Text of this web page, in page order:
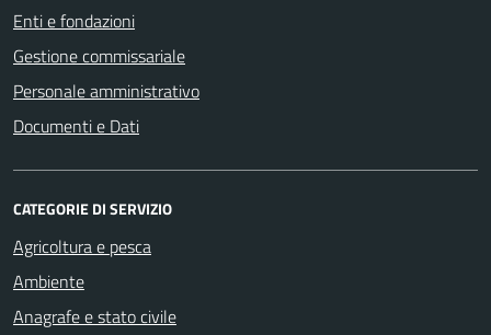
Enti e fondazioni
Gestione commissariale
Personale amministrativo
Documenti e Dati
CATEGORIE DI SERVIZIO
Agricoltura e pesca
Ambiente
Anagrafe e stato civile